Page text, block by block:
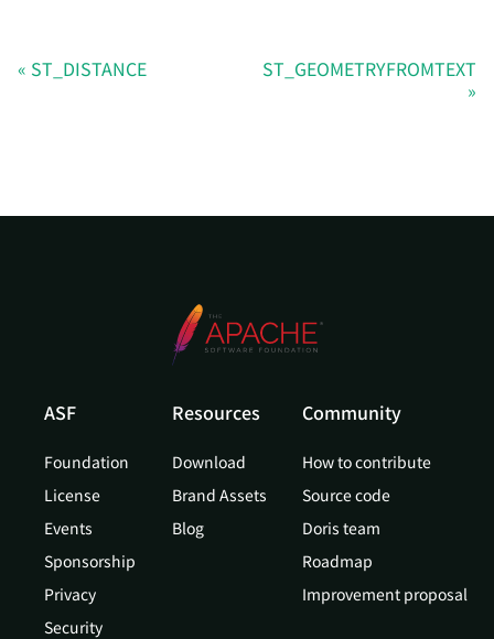
ST_DISTANCE ST_GEOMETRYFROMTEXT
ASF
Foundation
License
Events
Sponsorship
Privacy
Security
Resources
Download
Brand Assets
Blog
Community
How to contribute
Source code
Doris team
Roadmap
Improvement proposal